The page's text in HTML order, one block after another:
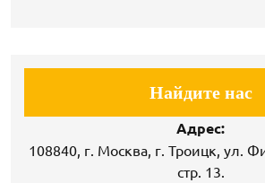
Найдите нас
Адрес:
108840, г. Москва, г. Троицк, ул.
стр. 13.